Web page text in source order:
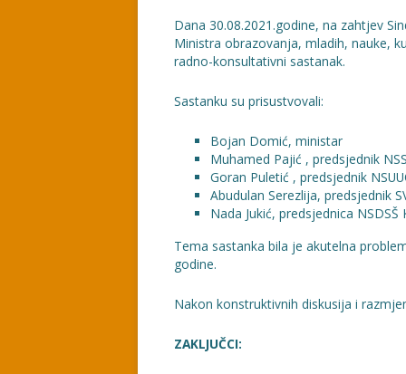
Dana 30.08.2021.godine, na zahtjev
Ministra obrazovanja, mladih, nauke,
radno-konsultativni sastanak.
Sastanku su prisustvovali:
Bojan Domić, ministar
Muhamed Pajić , predsjednik
Goran Puletić , predsjednik
Abudulan Serezlija, predsjednik
Nada Jukić, predsjednica NSDSŠ
Tema sastanka bila je akutelna
godine.
Nakon konstruktivnih diskusija i
ZAKLJUČCI: